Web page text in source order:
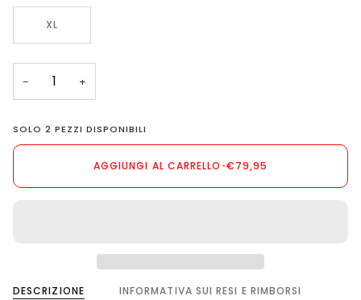
O
NON
XL
− +
SOLO2 PEZZI DISPONIBILI
AGGIUNGI AL CARRELLO •€79,95
DESCRIZIONE INFORMATIVA SUI RESI E RIMBORSI